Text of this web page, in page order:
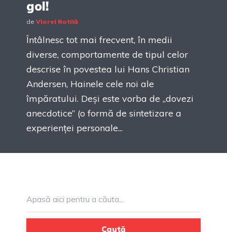
gol!
de Viorel Rotilă
Întâlnesc tot mai frecvent, în medii
diverse, comportamente de tipul celor
descrise în povestea lui Hans Christian
Andersen, Hainele cele noi ale
împăratului. Deși este vorba de „dovezi
anecdotice” (o formă de sintetizare a
experienței personale...
Caută